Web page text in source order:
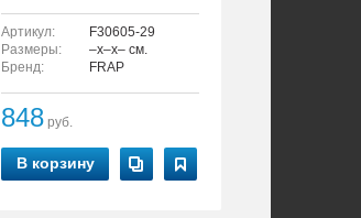
Артикул:
F30605-29
Размеры:
–x–x– см.
Бренд:
FRAP
848 руб.
В корзину